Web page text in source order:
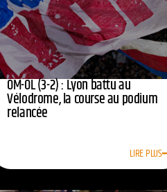
OM-OL (3-2) : Lyon battu au
Vélodrome, la course au podium
relancée
LIRE PLUS